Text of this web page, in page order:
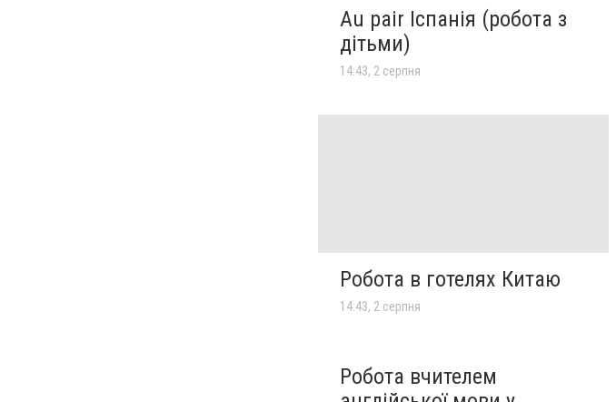
Au pair Іспанія (робота з
дітьми)
14:43, 2 серпня
Робота в готелях Китаю
14:43, 2 серпня
Робота вчителем